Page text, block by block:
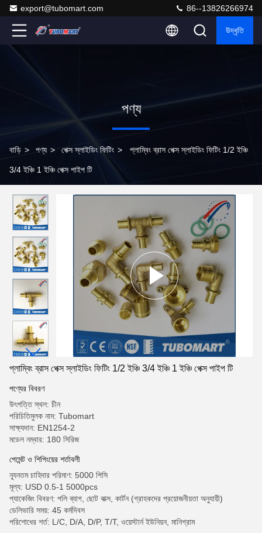
export@tubomart.com 86--13826266974
উদ্ধৃতি
পণ্য
বাড়ি > পণ্য > পেক্স স্লাইডিং ফিটিং > প্লাম্বিং ব্রাস পেক্স স্লাইডিং ফিটিং 1/2 ইঞ্চি
3/4 ইঞ্চি 1 ইঞ্চি পেক্স পাইপ টি
প্লাম্বিং ব্রাস পেক্স স্লাইডিং ফিটিং 1/2 ইঞ্চি 3/4 ইঞ্চি 1 ইঞ্চি পেক্স পাইপ টি
পণ্যের বিবরণ
উৎপত্তি স্থল: চীন
পরিচিতিমুলক নাম: Tubomart
সাক্ষ্যদান: EN1254-2
মডেল নম্বার: 180 সিরিজ
পেমেন্ট ও শিপিংয়ের শর্তাবলী
ন্যূনতম চাহিদার পরিমাণ: 5000 পিসি
মূল্য: USD 0.5-1 5000pcs
প্যাকেজিং বিবরণ: পলি ব্যাগ, ছোট বাক্স, কার্টন (গ্রাহকদের প্রয়োজনীয়তা অনুযায়ী)
ডেলিভারি সময়: 45 কর্মদিবস
পরিশোধের শর্ত: L/C, D/A, D/P, T/T, ওয়েস্টার্ন ইউনিয়ন, মানিগ্রাম